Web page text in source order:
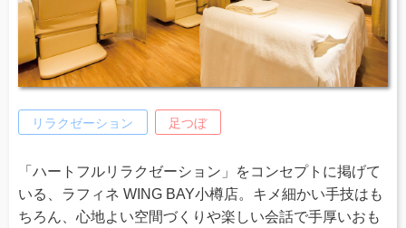
リラクゼーション 足つぼ
「ハートフルリラクゼーション」をコンセプトに掲げて
いる、ラフィネ WING BAY小樽店。キメ細かい手技はも
ちろん、心地よい空間づくりや楽しい会話で手厚いおも